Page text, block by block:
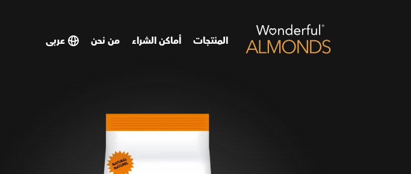
المنتجات أماكن الشراء من نحن SELECT
SELECT